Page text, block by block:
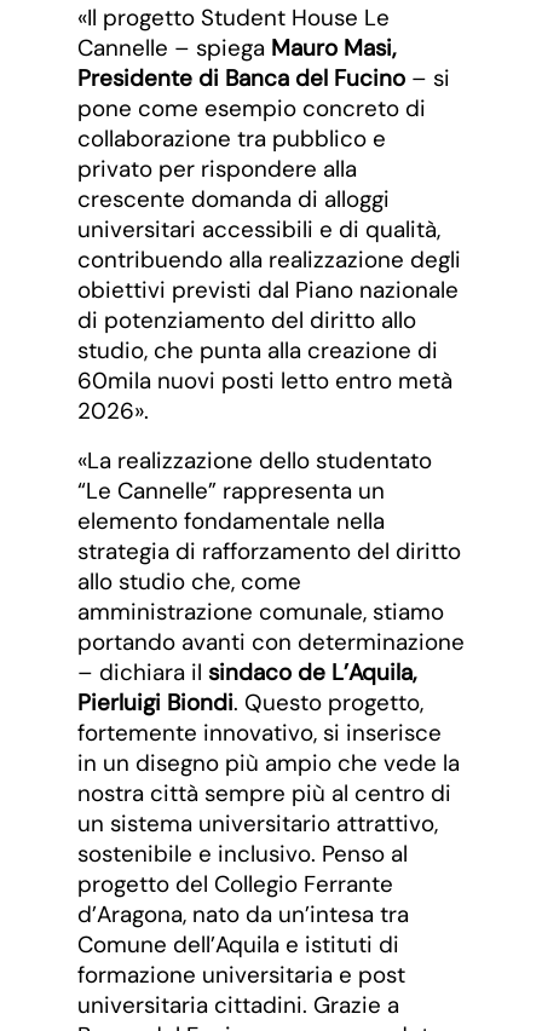
«Il progetto Student House Le
Cannelle – spiega Mauro Masi,
Presidente di Banca del Fucino – si
pone come esempio concreto di
collaborazione tra pubblico e
privato per rispondere alla
crescente domanda di alloggi
universitari accessibili e di qualità,
contribuendo alla realizzazione degli
obiettivi previsti dal Piano nazionale
di potenziamento del diritto allo
studio, che punta alla creazione di
60mila nuovi posti letto entro metà
2026».
«La realizzazione dello studentato
“Le Cannelle” rappresenta un
elemento fondamentale nella
strategia di rafforzamento del diritto
allo studio che, come
amministrazione comunale, stiamo
portando avanti con determinazione
– dichiara il sindaco de L’Aquila,
Pierluigi Biondi. Questo progetto,
fortemente innovativo, si inserisce
in un disegno più ampio che vede la
nostra città sempre più al centro di
un sistema universitario attrattivo,
sostenibile e inclusivo. Penso al
progetto del Collegio Ferrante
d’Aragona, nato da un’intesa tra
Comune dell’Aquila e istituti di
formazione universitaria e post
universitaria cittadini. Grazie a